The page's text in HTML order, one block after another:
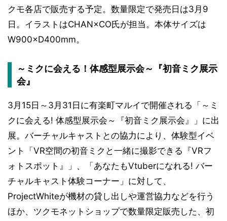
クモ各店で販売する予定。数量限定で発売日は3月9
日。イラストはCHAN×CO氏が担当。本体サイズは
W900×D400mm。
～ミクに会える！体感型展示会～『初音ミク展示
会』
3月15日～3月31日に有楽町マルイで開催される「～ミ
クに会える! 体感型展示会～『初音ミク展示会』」に出
展。バーチャルキャストとの協力により、体験型イベ
ント「VR空間の初音ミクと一緒に撮影できる『VRフ
ォトスポット』」、「あなたもVtuberになれる! バー
チャルキャスト体験コーナー」に対して、
ProjectWhiteが機材の貸し出しや運営協力などを行う
ほか、ツクモネットショップで数量限定販売した、初